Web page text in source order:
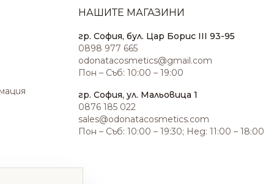
НАШИТЕ МАГАЗИНИ
гр. София, бул. Цар Борис III 93-95
0898 977 665
odonatacosmetics@gmail.com
Пон – Съб: 10:00 – 19:00
гр. София, ул. Мальовица 1
0876 185 022
sales@odonatacosmetics.com
Пон – Съб: 10:00 – 19:30; Нед: 11:00 – 18:00